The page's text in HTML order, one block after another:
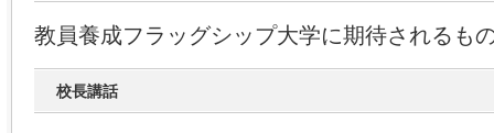
教員養成フラッグシップ大学に期待されるも
校長講話